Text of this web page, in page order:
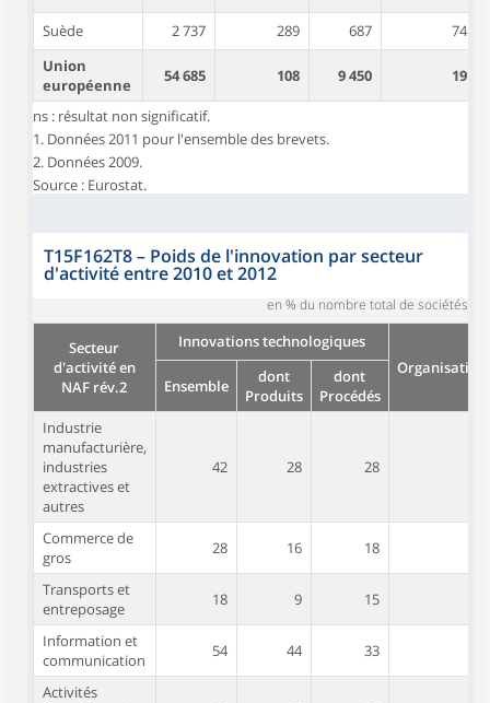
Suède
2 737 289 687
74
Union
européenne
54 685 108 9 450 19
ns : résultat non significatif.
1. Données 2011 pour l'ensemble des brevets.
2. Données 2009.
Source : Eurostat.
T15F162T8– Poids de l'innovation par secteur
d'activité entre 2010 et 2012
en % du nombre total de sociétés
Secteur
d'activité en
NAF rév.2
Innovations technologiques
Organisation
Ensemble
dont
Produits
dont
Procédés
Industrie
manufacturière,
industries
extractives et
autres
42 28 28
Commerce de
gros
28 16 18
Transports et
entreposage
18 9 15
Information et
communication
54 44 33
Activités